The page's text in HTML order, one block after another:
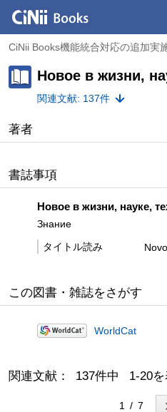
CiNii Books機能統合対応の追加実
Новое в жизни,
関連文献: 137件
著者
書誌事項
Новое в жизни, науке,
Знание
タイトル読み
この図書・雑誌をさがす
WorldCat
関連文献： 137件中 1-20を
1 / 7